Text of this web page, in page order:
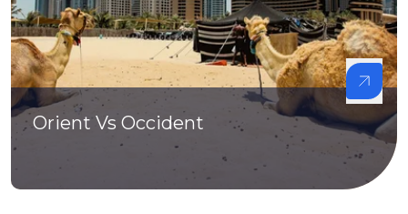
Orient Vs Occident